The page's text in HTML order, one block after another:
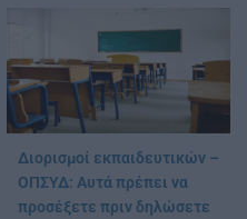
Διορισμοί εκπαιδευτικών –
ΟΠΣΥΔ: Αυτά πρέπει να
προσέξετε πριν δηλώσετε